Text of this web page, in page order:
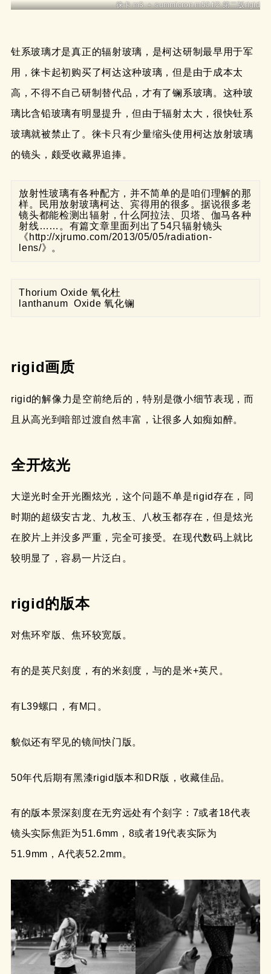
徕卡 m3 ＋ summicron m50 f/2 第二版rigid
钍系玻璃才是真正的辐射玻璃，是柯达研制最早用于军
用，徕卡起初购买了柯达这种玻璃，但是由于成本太
高，不得不自己研制替代品，才有了镧系玻璃。这种玻
璃比含铅玻璃有明显提升，但由于辐射太大，很快钍系
玻璃就被禁止了。徕卡只有少量缩头使用柯达放射玻璃
的镜头，颇受收藏界追捧。
放射性玻璃有各种配方，并不简单的是咱们理解的那
样。民用放射玻璃柯达、宾得用的很多。据说很多老
镜头都能检测出辐射，什么阿拉法、贝塔、伽马各种
射线……。有篇文章里面列出了54只辐射镜头
《http://xjrumo.com/2013/05/05/radiation-
lens/》。
Thorium Oxide 氧化杜
lanthanum  Oxide 氧化镧
rigid画质
rigid的解像力是空前绝后的，特别是微小细节表现，而
且从高光到暗部过渡自然丰富，让很多人如痴如醉。
全开炫光
大逆光时全开光圈炫光，这个问题不单是rigid存在，同
时期的超级安古龙、九枚玉、八枚玉都存在，但是炫光
在胶片上并没多严重，完全可接受。在现代数码上就比
较明显了，容易一片泛白。
rigid的版本
对焦环窄版、焦环较宽版。
有的是英尺刻度，有的米刻度，与的是米+英尺。
有L39螺口，有M口。
貌似还有罕见的镜间快门版。
50年代后期有黑漆rigid版本和DR版，收藏佳品。
有的版本景深刻度在无穷远处有个刻字：7或者18代表
镜头实际焦距为51.6mm，8或者19代表实际为
51.9mm，A代表52.2mm。